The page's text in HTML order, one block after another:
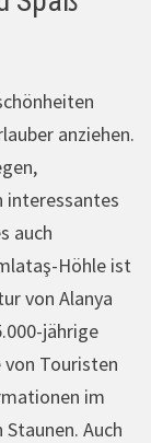
anziehen.
interessantes
auch
Höhle ist
von Alanya
jährige
von Touristen
im
Auch